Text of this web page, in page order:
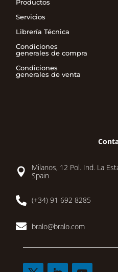
Productos
Servicios
Librería Técnica
Condiciones
generales de compra
Condiciones
generales de venta

Milanos, 12 Pol. Ind. La
Spain
 (+34) 91 692 8285
 bralo@bralo.com